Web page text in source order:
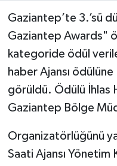
Gaziantep’te 3.’sü
Gaziantep Awards"
kategoride ödül
haber Ajansı ödülüne
görüldü. Ödülü İhlas
Gaziantep Bölge
Organizatörlüğünü
Saati Ajansı Yönetim